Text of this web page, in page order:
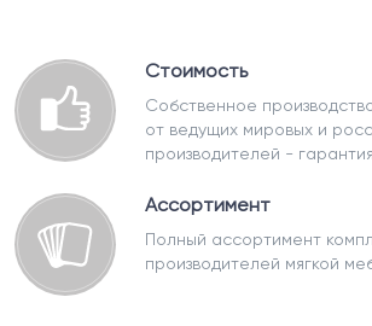
Стоимость
Собственное
от ведущих мировых и
производителей -
Ассортимент
Полный ассортимент
производителей мягкой